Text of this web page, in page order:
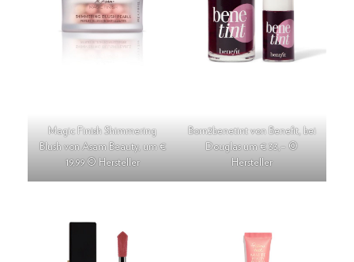
Magic Finish Shimmering
Blush von Asam Beauty, um €
19,99 © Hersteller
Born2benetint von Benefit, bei
Douglas um € 33,– ©
Hersteller